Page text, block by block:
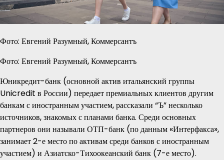
Фото: Евгений Разумный, Коммерсантъ
Фото: Евгений Разумный, Коммерсантъ
Юникредит-банк (основной актив итальянский группы
Unicredit в России) передает премиальных клиентов другим
банкам с иностранным участием, рассказали “Ъ” несколько
источников, знакомых с планами банка. Среди основных
партнеров они называли ОТП-банк (по данным «Интерфакса»,
занимает 2-е место по активам среди банков с иностранным
участием) и Азиатско-Тихоокеанский банк (7-е место).